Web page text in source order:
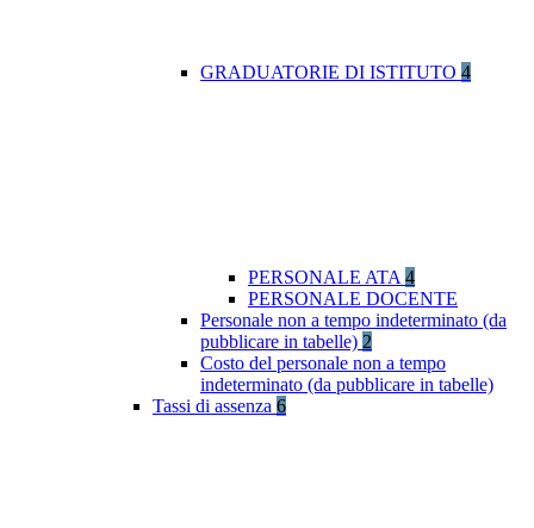
GRADUATORIE DI ISTITUTO 4
PERSONALE ATA 4
PERSONALE DOCENTE
Personale non a tempo indeterminato (da
pubblicare in tabelle) 2
Costo del personale non a tempo
indeterminato (da pubblicare in tabelle)
Tassi di assenza 6